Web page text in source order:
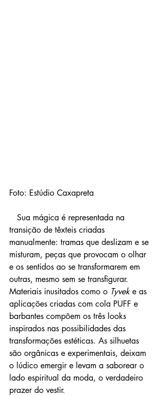
Foto: Estúdio Caxapreta
transição de têxteis criadas
manualmente: tramas que deslizam e se
misturam, peças que provocam o olhar
e os sentidos ao se transformarem em
outras, mesmo sem se transfigurar.
Materiais inusitados como o Tyvek e as
aplicações criadas com cola PUFF e
barbantes compõem os três looks
inspirados nas possibilidades das
transformações estéticas. As silhuetas
são orgânicas e experimentais, deixam
o lúdico emergir e levam a saborear o
lado espiritual da moda, o verdadeiro
prazer do vestir.